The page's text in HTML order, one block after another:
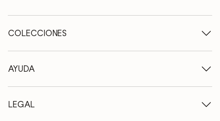
COLECCIONES
Mesas de madera
Mesas extensibles
Sillas de madera
Cómodas de madera
AYUDA
Quiénes somos
Condiciones de entrega
LEGAL